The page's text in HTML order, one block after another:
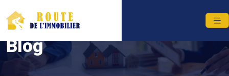
Blog